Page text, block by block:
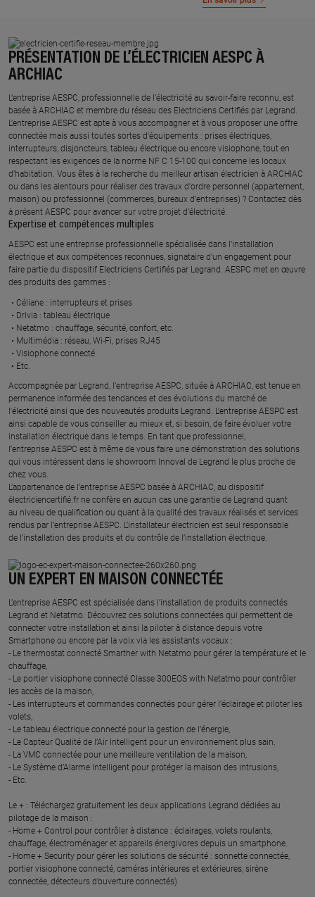
PRÉSENTATION DE L’ÉLECTRICIEN AESPC À
ARCHIAC
L’entreprise AESPC, professionnelle de l’électricité au savoir-faire reconnu, est
basée à ARCHIAC et membre du réseau des Electriciens Certifiés par Legrand.​
L’entreprise AESPC est apte à vous accompagner et à vous proposer une offre
connectée mais aussi toutes sortes d'équipements : prises électriques,
interrupteurs, disjoncteurs, tableau électrique ou encore visiophone, tout en
respectant les exigences de la norme NF C 15-100 qui concerne les locaux
d’habitation. Vous êtes à la recherche du meilleur artisan électricien à ARCHIAC
ou dans les alentours pour réaliser des travaux d'ordre personnel (appartement,
maison) ou professionnel (commerces, bureaux d'entreprises) ? Contactez dès
à présent AESPC pour avancer sur votre projet d’électricité.
Expertise et compétences multiples​
​AESPC est une entreprise professionnelle spécialisée dans l’installation
électrique et aux compétences reconnues, ​signataire d'un engagement pour
faire partie du dispositif Electriciens Certifiés par Legrand​. AESPC met en œuvre
des produits des gammes : ​
Céliane : interrupteurs et prises ​
Drivia : tableau électrique ​
Netatmo : chauffage, sécurité, confort, etc.​
Multimédia : réseau, Wi-Fi, prises RJ45​
Visiophone connecté​
Etc.​
​Accompagnée par Legrand, l’entreprise AESPC, située à ARCHIAC, est tenue en
permanence informée des tendances et des évolutions du marché de
l'électricité ainsi que des nouveautés produits Legrand. L’entreprise AESPC est
ainsi capable de vous conseiller au mieux et, si besoin, de faire évoluer votre
installation électrique dans le temps. En tant que professionnel,
l’entreprise AESPC est à même de vous faire une démonstration des solutions
qui vous intéressent dans le showroom Innoval de Legrand le plus proche de
chez vous.​
L’appartenance de l’entreprise AESPC basée à ARCHIAC, au dispositif
électriciencertifié.fr ne confère en aucun cas une garantie de Legrand quant
au niveau de qualification ou quant à la qualité des travaux réalisés et services
rendus par l’entreprise AESPC. L’installateur électricien est seul responsable
de l’installation des produits et du contrôle de l’installation électrique.
UN EXPERT EN MAISON CONNECTÉE
L’entreprise AESPC est spécialisée dans l’installation de produits connectés
Legrand et Netatmo. Découvrez ces solutions connectées qui permettent de
connecter votre installation et ainsi la piloter à distance depuis votre
Smartphone ou encore par la voix via les assistants vocaux :
- Le thermostat connecté Smarther with Netatmo pour gérer la température et le
chauffage,
- Le portier visiophone connecté Classe 300EOS with Netatmo pour contrôler
les accès de la maison,
- Les interrupteurs et commandes connectés pour gérer l’éclairage et piloter les
volets,
- Le tableau électrique connecté pour la gestion de l’énergie,
- Le Capteur Qualité de l’Air Intelligent pour un environnement plus sain,
- La VMC connectée pour une meilleure ventilation de la maison,
- Le Système d’Alarme Intelligent pour protéger la maison des intrusions,
- Etc.
Le + : Téléchargez gratuitement les deux applications Legrand dédiées au
pilotage de la maison :
- Home + Control pour contrôler à distance : éclairages, volets roulants,
chauffage, électroménager et appareils énergivores depuis un smartphone.
- Home + Security pour gérer les solutions de sécurité : sonnette connectée,
portier visiophone connecté, caméras intérieures et extérieures, sirène
connectée, détecteurs d’ouverture connectés)